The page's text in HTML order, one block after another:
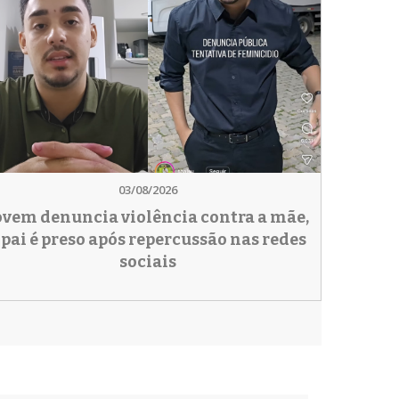
03/08/2026
denuncia violência contra a mãe,
pai é preso após repercussão nas redes
sociais